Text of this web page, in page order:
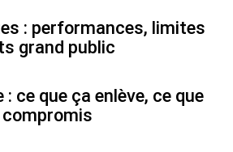
: performances, limites
grand public
ce que ça enlève, ce que